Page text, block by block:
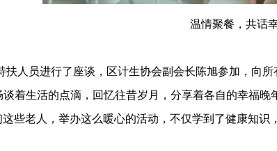
温情聚餐，共话
扶人员进行了座谈，区计生协会副会长陈旭参加，向所
着生活的点滴，回忆往昔岁月，分享着各自的幸福
些老人，举办这么暖心的活动，不仅学到了健康知